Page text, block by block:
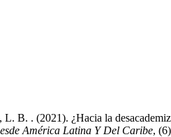
B. . (2021). ¿Hacia la
América Latina Y Del Caribe,